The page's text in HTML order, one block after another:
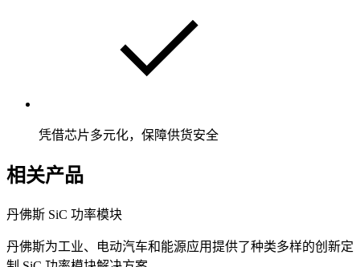
凭借芯片多元化，保障供货安全
相关产品
丹佛斯 SiC 功率模块
丹佛斯为工业、电动汽车和能源应用提供了种类多样的创新定